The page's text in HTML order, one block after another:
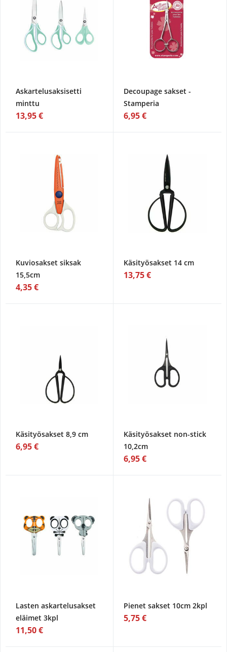
Askartelusaksisetti
minttu
13,95 €
Decoupage sakset -
Stamperia
6,95 €
Kuviosakset siksak
15,5cm
4,35 €
Käsityösakset 14 cm
13,75 €
Käsityösakset 8,9 cm
6,95 €
Käsityösakset non-stick
10,2cm
6,95 €
Lasten askartelusakset
eläimet 3kpl
11,50 €
Pienet sakset 10cm 2kpl
5,75 €